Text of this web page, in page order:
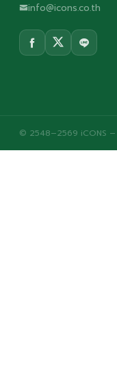
info@icons.co.th
© 2548–2569 iCONS